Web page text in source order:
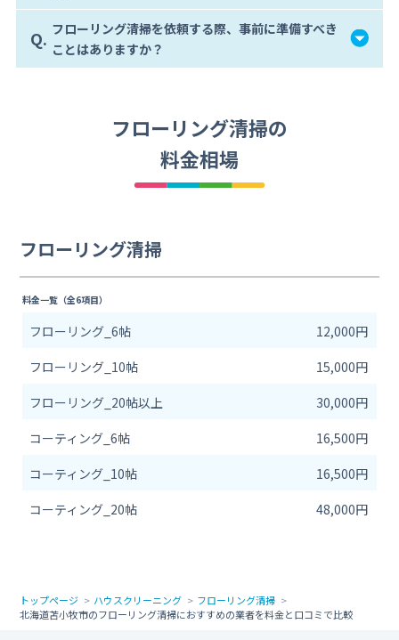
Q. フローリング清掃を依頼する際、事前に準備すべき
ことはありますか？
フローリング清掃の
料金相場
フローリング清掃
料金一覧（全6項目）
フローリング_6帖
12,000円
フローリング_10帖
15,000円
フローリング_20帖以上
30,000円
コーティング_6帖
16,500円
コーティング_10帖
16,500円
コーティング_20帖
48,000円
トップページ ハウスクリーニング
フローリング清掃
北海道苫小牧市のフローリング清掃におすすめの業者を料金と口コミで比較